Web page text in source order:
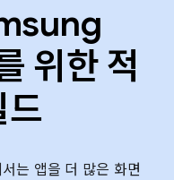
위한 적
드
는 앱을 더 많은 화면